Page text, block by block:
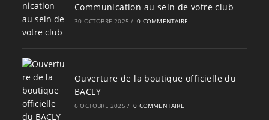
Communication au sein de votre club
30 OCTOBRE 2025 / 0 COMMENTAIRE
Ouverture de la boutique officielle du
BACLY
6 OCTOBRE 2025 / 0 COMMENTAIRE